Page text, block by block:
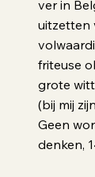
ver in
uitzetten
friteuse
grote
(bij mij
Geen
denken,